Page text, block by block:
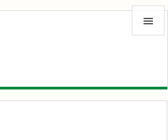


サイド